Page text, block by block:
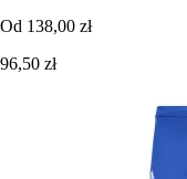
Od 138,00 zł
96,50 zł